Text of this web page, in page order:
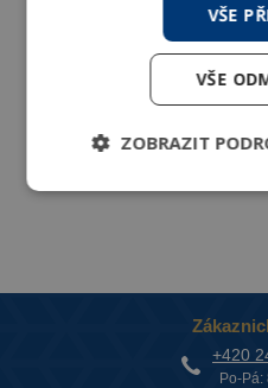
SUPERFILTER je
filtrem a
+420
Po-Pá:
VŠE
VŠE
ZOBRAZIT